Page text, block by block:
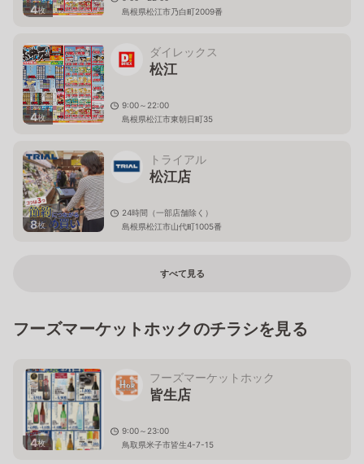
4枚
島根県松江市乃白町2009番
4枚
ダイレックス
松江
9:00～22:00
島根県松江市東朝日町35
8枚
トライアル
松江店
24時間（一部店舗除く）
島根県松江市山代町1005番
すべて見る
フーズマーケットホックのチラシを見る
4枚
フーズマーケットホック
皆生店
9:00～23:00
鳥取県米子市皆生4-7-15